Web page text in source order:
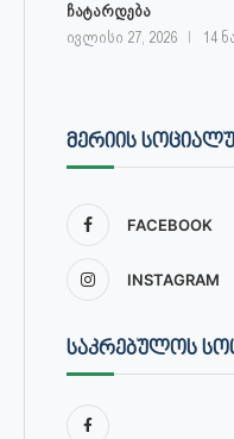
ჩატარდება
ივლისი 27, 2026 14
ᲛᲔᲠᲘᲘᲡ
FACEBOOK
INSTAGRAM
ᲡᲐᲙᲠᲔᲑᲣᲚᲝᲡ